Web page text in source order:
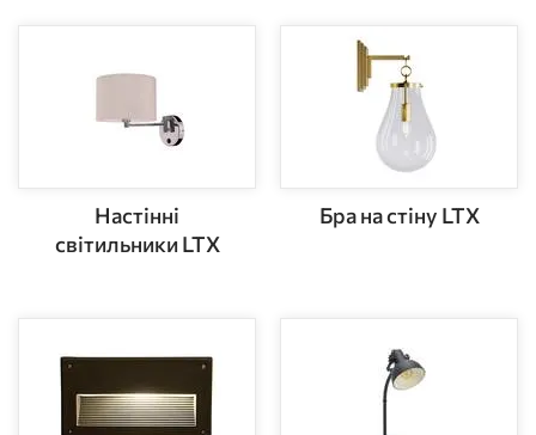
Настінні
світильники LTX
Бра на стіну LTX